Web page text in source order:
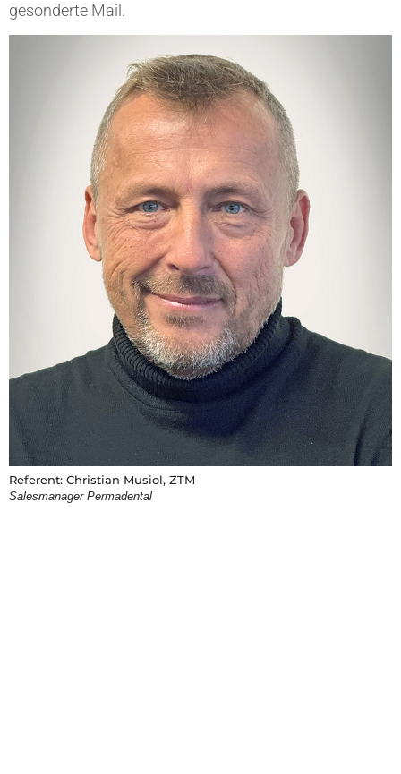
gesonderte Mail.
Referent: Christian Musiol, ZTM
Salesmanager Permadental